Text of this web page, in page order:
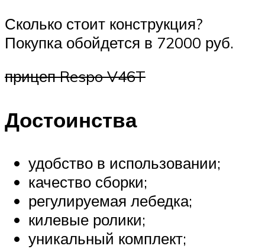
Сколько стоит конструкция?
Покупка обойдется в 72000 руб.
прицеп Respo V46T
Достоинства
удобство в использовании;
качество сборки;
регулируемая лебедка;
килевые ролики;
уникальный комплект;